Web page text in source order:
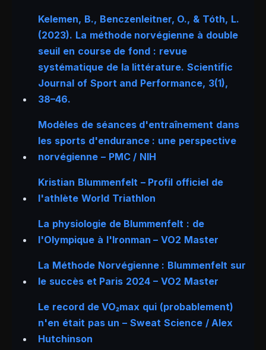
Kelemen, B., Benczenleitner, O., & Tóth, L.
(2023). La méthode norvégienne à double
seuil en course de fond : revue
systématique de la littérature.Scientific
Journal of Sport and Performance, 3(1),
38–46.
Modèles de séances d'entraînement dans
les sports d'endurance : une perspective
norvégienne – PMC / NIH
Kristian Blummenfelt – Profil officiel de
l'athlète World Triathlon
La physiologie de Blummenfelt : de
l'Olympique à l'Ironman – VO2 Master
La Méthode Norvégienne : Blummenfelt sur
le succès et Paris 2024 – VO2 Master
Le record de VO₂max qui (probablement)
n'en était pas un – Sweat Science / Alex
Hutchinson